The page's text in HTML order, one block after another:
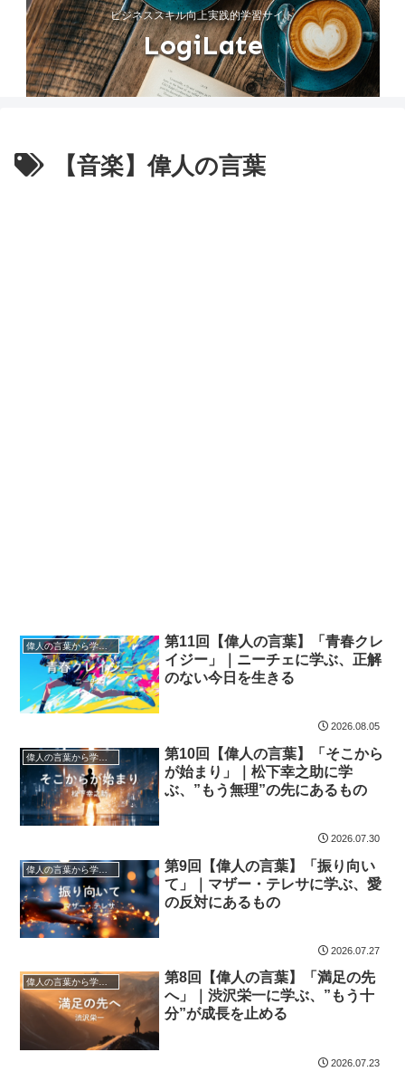
ビジネススキル向上実践的学習サイト
LogiLate
【音楽】偉人の言葉
偉人の言葉から学ぼう
第11回【偉人の言葉】「青春クレ
イジー」｜ニーチェに学ぶ、正解
のない今日を生きる
2026.08.05
偉人の言葉から学ぼう
第10回【偉人の言葉】「そこから
が始まり」｜松下幸之助に学
ぶ、”もう無理”の先にあるもの
2026.07.30
偉人の言葉から学ぼう
第9回【偉人の言葉】「振り向い
て」｜マザー・テレサに学ぶ、愛
の反対にあるもの
2026.07.27
偉人の言葉から学ぼう
第8回【偉人の言葉】「満足の先
へ」｜渋沢栄一に学ぶ、”もう十
分”が成長を止める
2026.07.23